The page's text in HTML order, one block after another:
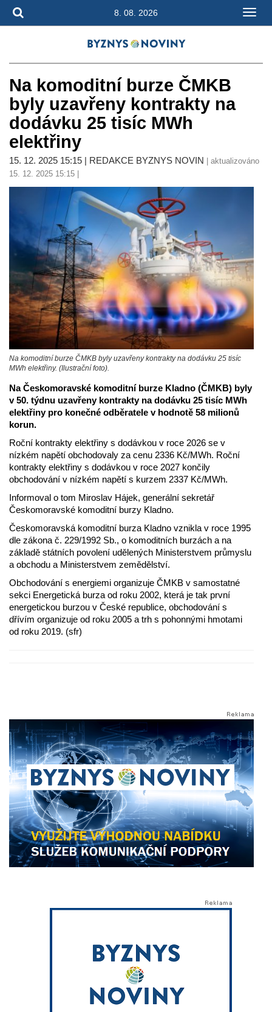
8. 08. 2026
Na komoditní burze ČMKB
byly uzavřeny kontrakty na
dodávku 25 tisíc MWh
elektřiny
15. 12. 2025 15:15 | REDAKCE BYZNYS NOVIN | aktualizováno
15. 12. 2025 15:15 |
Na komoditní burze ČMKB byly uzavřeny kontrakty na dodávku 25 tisíc
MWh elektřiny. (Ilustrační foto).
Na Českomoravské komoditní burze Kladno (ČMKB) byly
v 50. týdnu uzavřeny kontrakty na dodávku 25 tisíc MWh
elektřiny pro konečné odběratele v hodnotě 58 milionů
korun.
Roční kontrakty elektřiny s dodávkou v roce 2026 se v
nízkém napětí obchodovaly za cenu 2336 Kč/MWh. Roční
kontrakty elektřiny s dodávkou v roce 2027 končily
obchodování v nízkém napětí s kurzem 2337 Kč/MWh.
Informoval o tom Miroslav Hájek, generální sekretář
Českomoravské komoditní burzy Kladno.
Českomoravská komoditní burza Kladno vznikla v roce 1995
dle zákona č. 229/1992 Sb., o komoditních burzách a na
základě státních povolení udělených Ministerstvem průmyslu
a obchodu a Ministerstvem zemědělství.
Obchodování s energiemi organizuje ČMKB v samostatné
sekci Energetická burza od roku 2002, která je tak první
energetickou burzou v České republice, obchodování s
dřívím organizuje od roku 2005 a trh s pohonnými hmotami
od roku 2019. (sfr)